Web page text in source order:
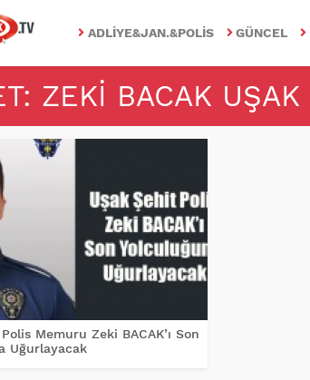
ADLIYE&JAN.&POLIS GÜNCEL
ZEKI BACAK UŞAK
Memuru Zeki BACAK’ı Son
Uğurlayacak